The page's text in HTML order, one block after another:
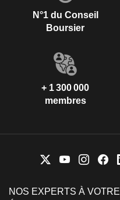
N°1 du Conseil
Boursier
+ 1 300 000
membres
NOS EXPERTS À VOTRE